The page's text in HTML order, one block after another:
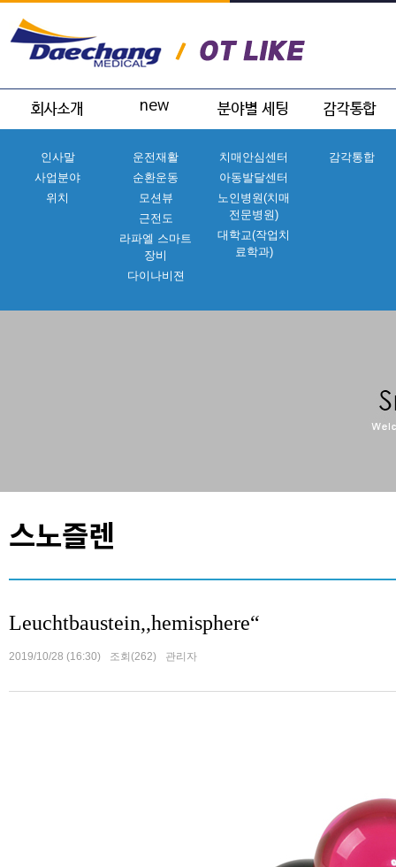
인사말
사업분야
위치
운전재활
순환운동
모션뷰
근전도
라파엘 스마트
장비
다이나비젼
치매안심센터
아동발달센터
노인병원(치매
전문병원)
대학교(작업치
료학과)
감각통합
스노즐렌
Leuchtbaustein,,hemisphere“
2019/10/28 (16:30) 조회(262) 관리자